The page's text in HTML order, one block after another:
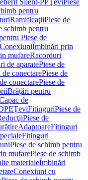
Silent-PPŢeviPiese
pentru
RamificaţiiPiese de
schimb pentru
Piese de
Îmbinări prin
mufareRacorduri
de aparatePiese de
conectarePiese de
conectarePiese de
Brățări pentru
de
ŢeviFitinguriPiese de
Piese de
AdaptoareFitinguri
Fitinguri
Piese de schimb pentru
mufarePiese de schimb
materialeÎmbinări
Conexiuni cu